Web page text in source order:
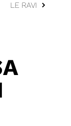
LE RAVI